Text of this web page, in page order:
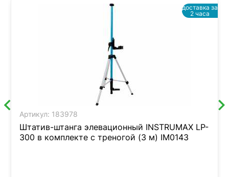
Артикул: 183978
Штатив-штанга элевационный INSTRUMAX LP-
300 в комплекте с треногой (3 м) IM0143
доставка за
2 часа